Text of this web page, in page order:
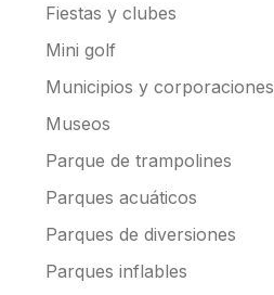
Fiestas y clubes
Mini golf
Municipios y corporaciones
Museos
Parque de trampolines
Parques acuáticos
Parques de diversiones
Parques inflables